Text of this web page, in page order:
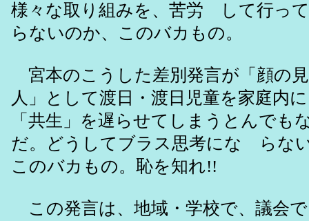
様々な取り組みを、苦労 して行っ
らないのか、このバカもの。
宮本のこうした差別発言が「顔の
人」として渡日・渡日児童を家庭内
「共生」を遅らせてしまうとんでも
だ。どうしてブラス思考にな らな
このバカもの。恥を知れ!!
この発言は、地域・学校で、議会